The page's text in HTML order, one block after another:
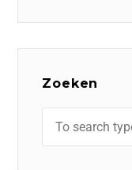
Zoeken